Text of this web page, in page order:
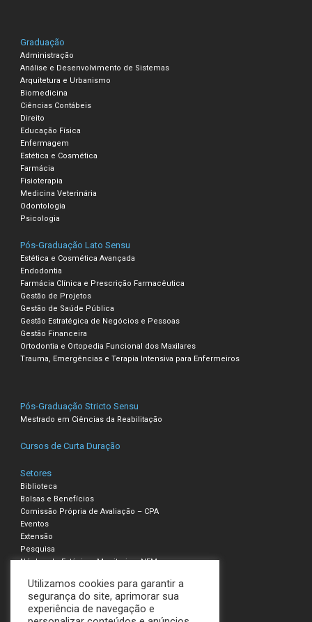
Graduação
Administração
Análise e Desenvolvimento de Sistemas
Arquitetura e Urbanismo
Biomedicina
Ciências Contábeis
Direito
Educação Física
Enfermagem
Estética e Cosmética
Farmácia
Fisioterapia
Medicina Veterinária
Odontologia
Psicologia
Pós-Graduação Lato Sensu
Estética e Cosmética Avançada
Endodontia
Farmácia Clínica e Prescrição Farmacêutica
Gestão de Projetos
Gestão de Saúde Pública
Gestão Estratégica de Negócios e Pessoas
Gestão Financeira
Ortodontia e Ortopedia Funcional dos Maxilares
Trauma, Emergências e Terapia Intensiva para Enfermeiros
Pós-Graduação Stricto Sensu
Mestrado em Ciências da Reabilitação
Cursos de Curta Duração
Setores
Biblioteca
Bolsas e Benefícios
Comissão Própria de Avaliação – CPA
Eventos
Extensão
Pesquisa
Núcleo de Estágio e Monitoria – NEM
Compliance – Ouvidoria
Política de Privacidade e Cookies
Utilizamos cookies para garantir a
segurança do site, aprimorar sua
experiência de navegação e